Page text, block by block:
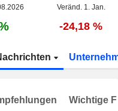
Veränd. 1. Jan.
-24,18 %
Wichtige